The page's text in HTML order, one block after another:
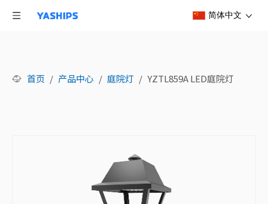
简体中文
首页 / 产品中心 / 庭院灯 / YZTL859A LED庭院灯